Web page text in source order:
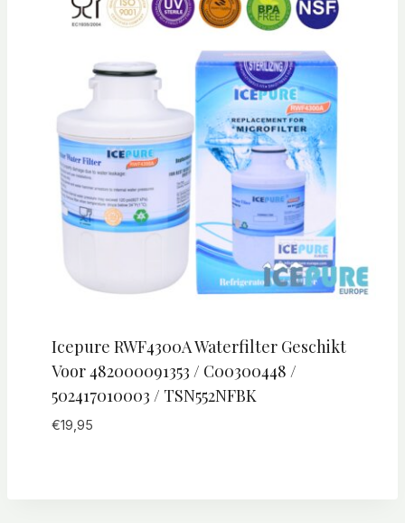
Icepure RWF4300A Waterfilter Geschikt
Voor 482000091353 / C00300448 /
502417010003 / TSN552NFBK
€19,95